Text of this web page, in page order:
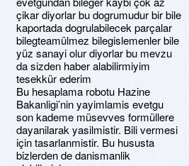
çikar diyorlar bu dogrumudur bir bile
kaportada dogrulabilecek parçalar
bilegteamülmez bilegislemenler bile
yüz sanayi olur diyorlar bu mevzu
da sizden haber alabilirmiyim
tesekkür ederim
Bu hesaplama robotu Hazine
Bakanligi’nin yayimlamis evetgu
son kademe müsevves formüllere
dayanilarak yasilmistir. Bili vermesi
için tasarlanmistir. Bu hususta
bizlerden de danismanlik